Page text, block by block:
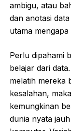
ambigu, atau
dan anotasi
utama mengapa
Perlu dipahami
belajar dari
melatih mereka
kesalahan,
kemungkinan
dunia nyata